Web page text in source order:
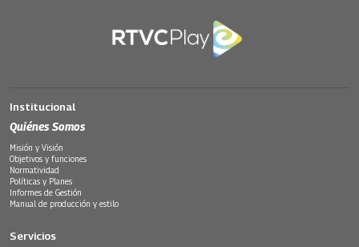
Institucional
Quiénes Somos
Misión y Visión
Objetivos y funciones
Normatividad
Políticas y Planes
Informes de Gestión
Manual de producción y estilo
Servicios